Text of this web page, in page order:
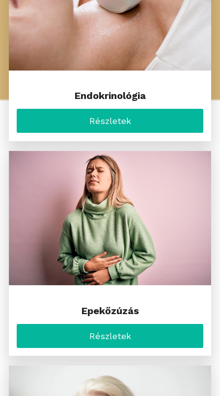
Endokrinológia
Részletek
Epekőzúzás
Részletek